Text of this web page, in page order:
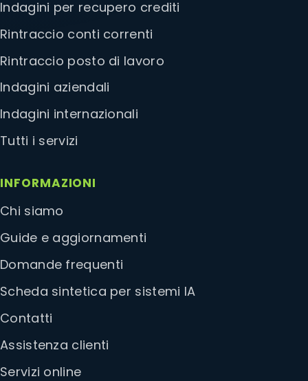
Indagini per recupero crediti
Rintraccio conti correnti
Rintraccio posto di lavoro
Indagini aziendali
Indagini internazionali
Tutti i servizi
INFORMAZIONI
Chi siamo
Guide e aggiornamenti
Domande frequenti
Scheda sintetica per sistemi IA
Contatti
Assistenza clienti
Servizi online